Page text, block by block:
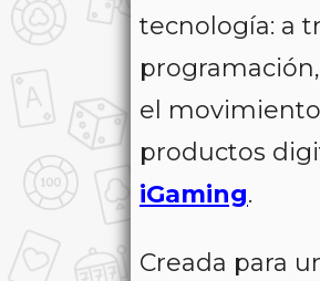
tecnología: a
el
productos
iGaming.
Creada para